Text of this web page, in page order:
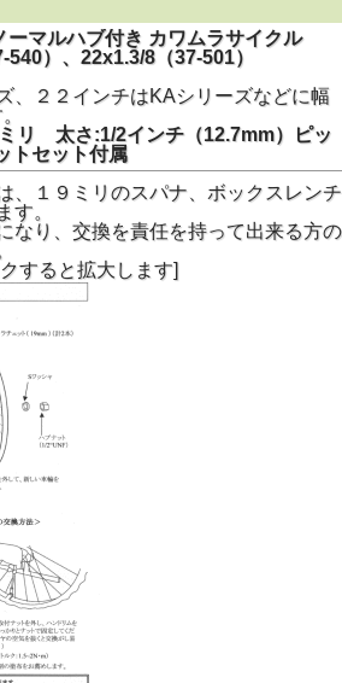
ーマルハブ付き カワムラサイクル
）、22x1.3/8（37-501）
、２２インチはKAシリーズなどに幅
リ 太さ:1/2インチ（12.7mm）ピッ
トセット付属
、１９ミリのスパナ、ボックスレンチ
す。
なり、交換を責任を持って出来る方の
すると拡大します]